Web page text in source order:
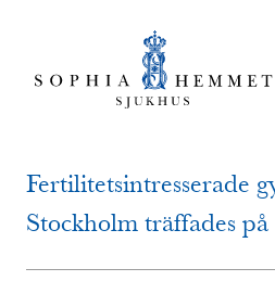
Fertilitetsintresserade
Stockholm träffades